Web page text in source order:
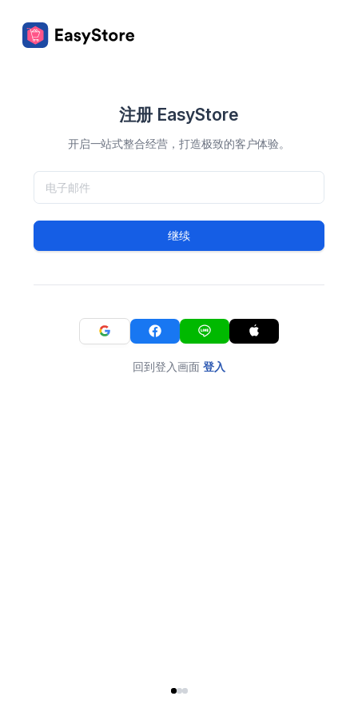
注册 EasyStore
开启一站式整合经营，打造极致的客户体验。
继续
回到登入画面 登入